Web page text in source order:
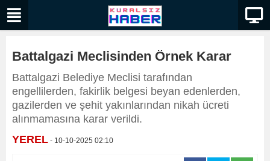
Battalgazi Meclisinden Örnek Karar
Battalgazi Belediye Meclisi tarafından
engellilerden, fakirlik belgesi beyan edenlerden,
gazilerden ve şehit yakınlarından nikah ücreti
alınmamasına karar verildi.
YEREL - 10-10-2025 02:10